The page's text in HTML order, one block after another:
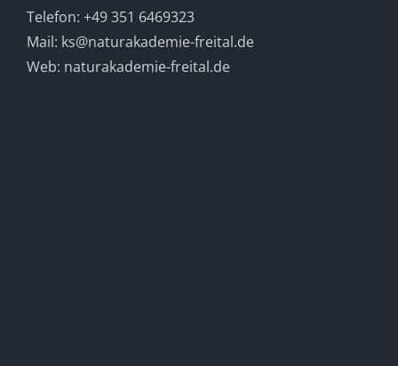
Telefon: +49 351 6469323
Mail: ks@naturakademie-freital.de
Web: naturakademie-freital.de